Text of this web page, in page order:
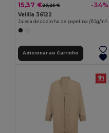
15,37 €23,25 € -34%
Velilla 36122
Adicionar ao Carrinho